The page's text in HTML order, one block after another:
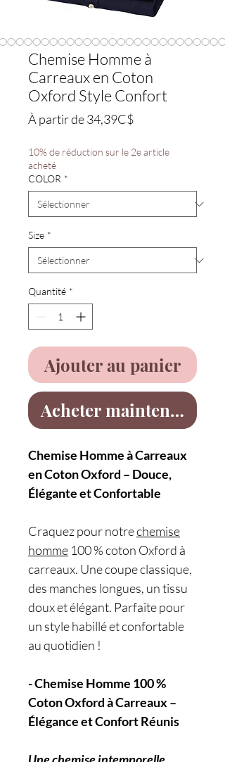
Chemise Homme à
Carreaux en Coton
Oxford Style Confort
À partir de34,39C$Prix
10% de réduction sur le 2e article
acheté
COLOR *
Size *
Quantité *
Ajouter au panier
Acheter maintenant
Chemise Homme à Carreaux
en Coton Oxford – Douce,
Élégante et Confortable
Craquez pour notrechemise
homme 100 % coton Oxford à
carreaux. Une coupe classique,
des manches longues, un tissu
doux et élégant. Parfaite pour
un style habillé et confortable
au quotidien !
- Chemise Homme 100 %
Coton Oxford à Carreaux –
Élégance et Confort Réunis